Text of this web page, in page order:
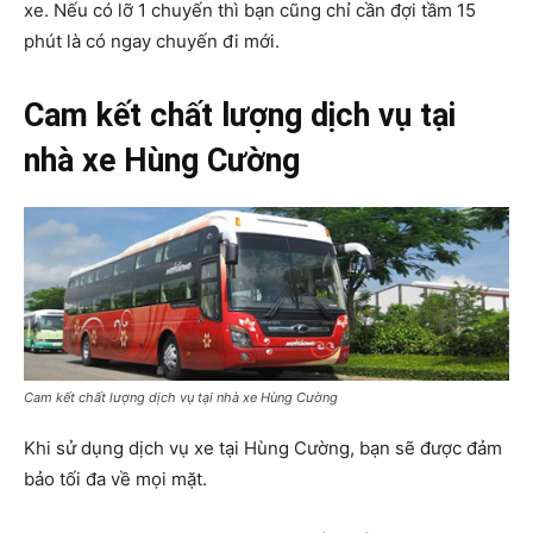
xe. Nếu có lỡ 1 chuyến thì bạn cũng chỉ cần đợi tầm 15
phút là có ngay chuyến đi mới.
Cam kết chất lượng dịch vụ tại
nhà xe Hùng Cường
Cam kết chất lượng dịch vụ tại nhà xe Hùng Cường
Khi sử dụng dịch vụ xe tại Hùng Cường, bạn sẽ được đảm
bảo tối đa về mọi mặt.